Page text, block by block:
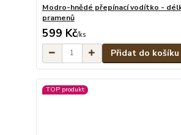
Modro-hnědé přepínací vodítko -
pramenů
599 Kč/ks
Přidat do košíku
TOP produkt